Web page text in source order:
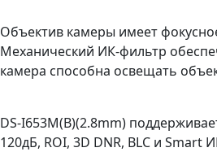
Объектив камеры имеет
Механический ИК-фильтр
камера способна освещать
DS-I653M(B)(2.8mm)
120дБ, ROI, 3D DNR, BLC и